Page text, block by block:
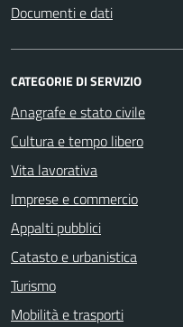
Documenti e dati
CATEGORIE DI SERVIZIO
Anagrafe e stato civile
Cultura e tempo libero
Vita lavorativa
Imprese e commercio
Appalti pubblici
Catasto e urbanistica
Turismo
Mobilità e trasporti